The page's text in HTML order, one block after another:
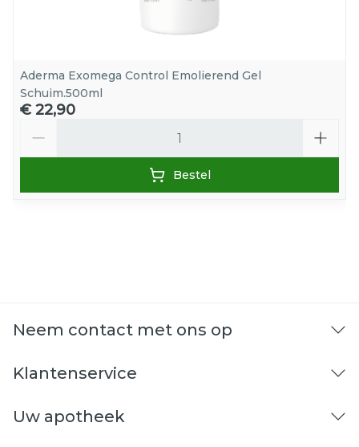
Aderma Exomega Control Emolierend Gel
Schuim.500ml
€ 22,90
Bestel
Neem contact met ons op
Klantenservice
Uw apotheek